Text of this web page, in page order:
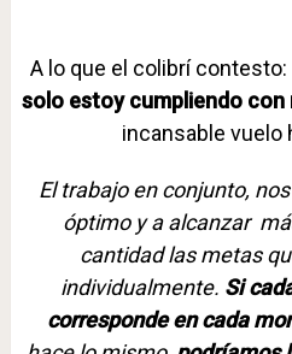
A lo que el colibrí contesto:
solo estoy cumpliendo con
incansable vuelo
El trabajo en conjunto,
óptimo y a alcanzar
cantidad las metas
individualmente. Si
corresponde en cada